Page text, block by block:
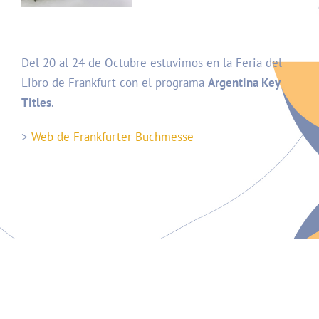
Del 20 al 24 de Octubre estuvimos en la Feria del
Libro de Frankfurt con el programa Argentina Key
Titles.
> Web de Frankfurter Buchmesse